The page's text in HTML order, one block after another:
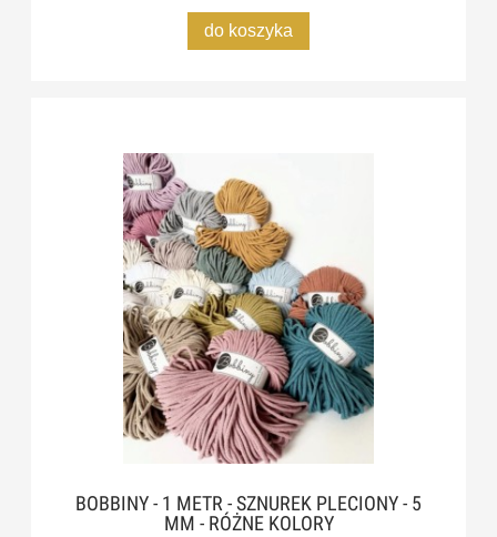
do koszyka
BOBBINY - 1 METR - SZNUREK PLECIONY - 5
MM - RÓŻNE KOLORY